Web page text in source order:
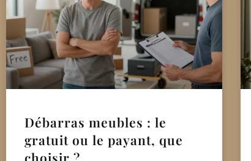
Débarras meubles : le
gratuit ou le payant, que
choisir ?